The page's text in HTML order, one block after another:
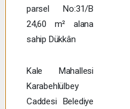
parsel No:31/B
24,60 m² alana
sahip Dükkân
Kale Mahallesi
Karabehlülbey
Caddesi Belediye